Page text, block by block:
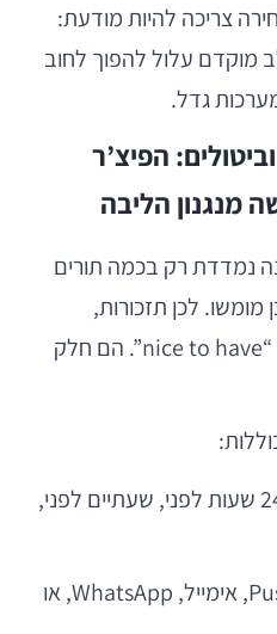
צריכה להיות מודעת:
מוקדם עלול להפוך לחוב
גדל.
הפיצ’ר
מנגנון הליבה
נמדדת רק בכמה תורים
לכן תזכורות,
עדכונים ושינויי סטטוס אינם “nice to have”. הם חלק
מתי לשלוח תזכורת: 24 שעות לפני, שעתיים לפני,
באיזה ערוץ: Push, SMS, אימייל, WhatsApp, או